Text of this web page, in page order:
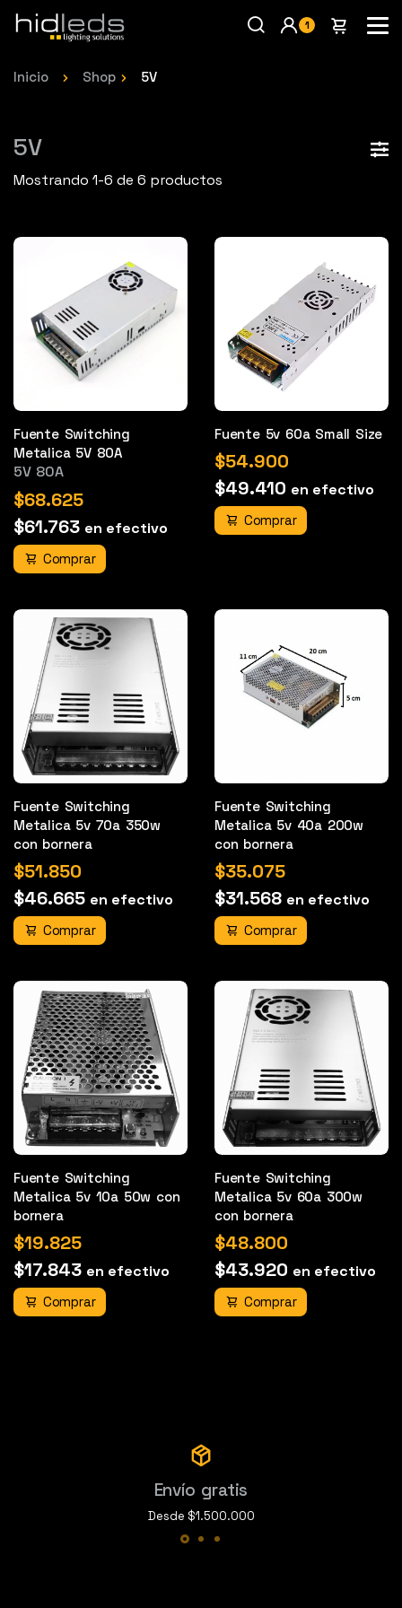
1
Inicio Shop 5V
5V
Mostrando 1-6 de 6 productos
Fuente Switching
Metalica 5V 80A
5V 80A
$68.625
$61.763 en efectivo
Comprar
Fuente 5v 60a Small Size
$54.900
$49.410 en efectivo
Comprar
Fuente Switching
Metalica 5v 70a 350w
con bornera
$51.850
$46.665 en efectivo
Comprar
Fuente Switching
Metalica 5v 40a 200w
con bornera
$35.075
$31.568 en efectivo
Comprar
Fuente Switching
Metalica 5v 10a 50w con
bornera
$19.825
$17.843 en efectivo
Comprar
Fuente Switching
Metalica 5v 60a 300w
con bornera
$48.800
$43.920 en efectivo
Comprar
Envío gratis
Desde $1.500.000